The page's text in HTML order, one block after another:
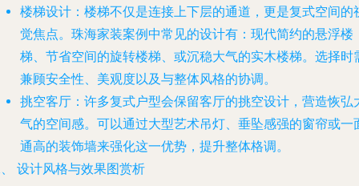
楼梯设计 ：楼梯不仅是连接上下层的通道，更是复式空间的
觉焦点。珠海家装案例中常见的设计有：现代简约的悬浮楼
梯、节省空间的旋转楼梯、或沉稳大气的实木楼梯。选择时
兼顾安全性、美观度以及与整体风格的协调。
挑空客厅 ：许多复式户型会保留客厅的挑空设计，营造恢弘
气的空间感。可以通过大型艺术吊灯、垂坠感强的窗帘或一
通高的装饰墙来强化这一优势，提升整体格调。
设计风格与效果图赏析